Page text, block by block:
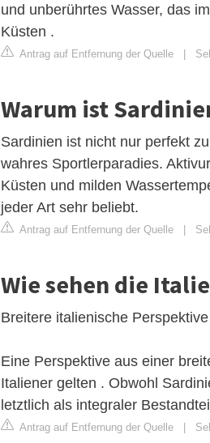
und unberührtes Wasser, das
Küsten .
Antrag auf Entfernung der Quelle |
Warum ist
Sardinien ist nicht nur perfekt
wahres Sportlerparadies.
Küsten und milden
jeder Art sehr beliebt.
Antrag auf Entfernung der Quelle |
Wie sehen die
Breitere italienische Perspektive
Eine Perspektive aus einer
Italiener gelten . Obwohl
letztlich als integraler
Antrag auf Entfernung der Quelle |